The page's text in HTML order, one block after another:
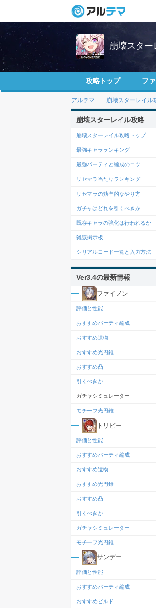
崩壊スター
攻略トップ フ
アルテマ 崩壊スターレイル
崩壊スターレイル攻略
崩壊スターレイル攻略トップ
最強キャラランキング
最強パーティと編成のコツ
リセマラ当たりランキング
リセマラの効率的なやり方
ガチャはどれを引くべきか
既存キャラの強化は行われるか
雑談掲示板
シリアルコード一覧と入力方法
Ver3.4の最新情報
ファイノン
評価と性能
おすすめパーティ編成
おすすめ遺物
おすすめ光円錐
おすすめ凸
引くべきか
ガチャシミュレーター
モチーフ光円錐
トリビー
評価と性能
おすすめパーティ編成
おすすめ遺物
おすすめ光円錐
おすすめ凸
引くべきか
ガチャシミュレーター
モチーフ光円錐
サンデー
評価と性能
おすすめパーティ編成
おすすめビルド